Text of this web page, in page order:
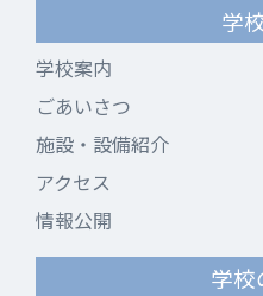
学
学校案内
ごあいさつ
施設・設備紹介
アクセス
情報公開
学校